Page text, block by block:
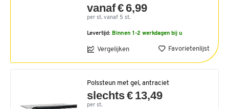
vanaf € 6,99
per st. vanaf 5 st.
Levertijd: Binnen 1-2 werkdagen bij u
Vergelijken Favorietenlijst
Polssteun met gel, antraciet
slechts € 13,49
per st.